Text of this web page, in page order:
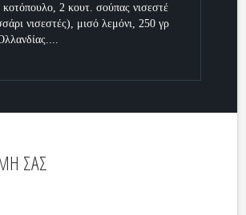
2 κουτ. σούπας νισεστέ
νισεστές), μισό λεμόνι, 250 γρ
ΣΑΣ